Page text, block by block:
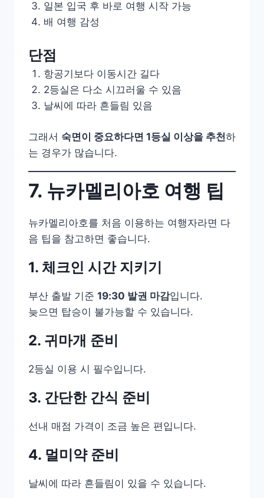
일본 입국 후 바로 여행 시작 가능
배 여행 감성
단점
항공기보다 이동시간 길다
2등실은 다소 시끄러울 수 있음
날씨에 따라 흔들림 있음
그래서 숙면이 중요하다면 1등실 이상을 추천하
는 경우가 많습니다.
7. 뉴카멜리아호 여행 팁
뉴카멜리아호를 처음 이용하는 여행자라면 다
음 팁을 참고하면 좋습니다.
1. 체크인 시간 지키기
부산 출발 기준 19:30 발권 마감입니다.
늦으면 탑승이 불가능할 수 있습니다.
2. 귀마개 준비
2등실 이용 시 필수입니다.
3. 간단한 간식 준비
선내 매점 가격이 조금 높은 편입니다.
4. 멀미약 준비
날씨에 따라 흔들림이 있을 수 있습니다.